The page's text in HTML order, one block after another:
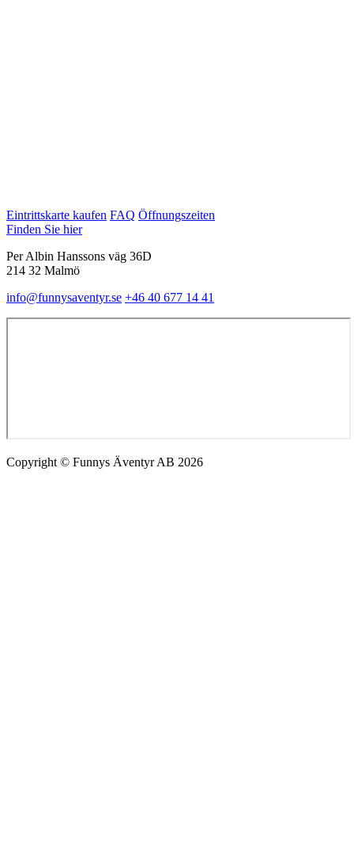
Eintrittskarte kaufen FAQ Öffnungszeiten
Finden Sie hier
Per Albin Hanssons väg 36D
214 32 Malmö
info@funnysaventyr.se +46 40 677 14 41
Copyright © Funnys Äventyr AB 2026